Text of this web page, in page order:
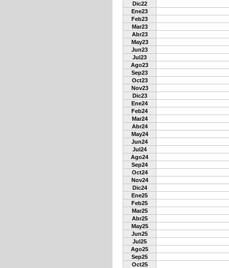
Dic22
Ene23
Feb23
Mar23
Abr23
May23
Jun23
Jul23
Ago23
Sep23
Oct23
Nov23
Dic23
Ene24
Feb24
Mar24
Abr24
May24
Jun24
Jul24
Ago24
Sep24
Oct24
Nov24
Dic24
Ene25
Feb25
Mar25
Abr25
May25
Jun25
Jul25
Ago25
Sep25
Oct25